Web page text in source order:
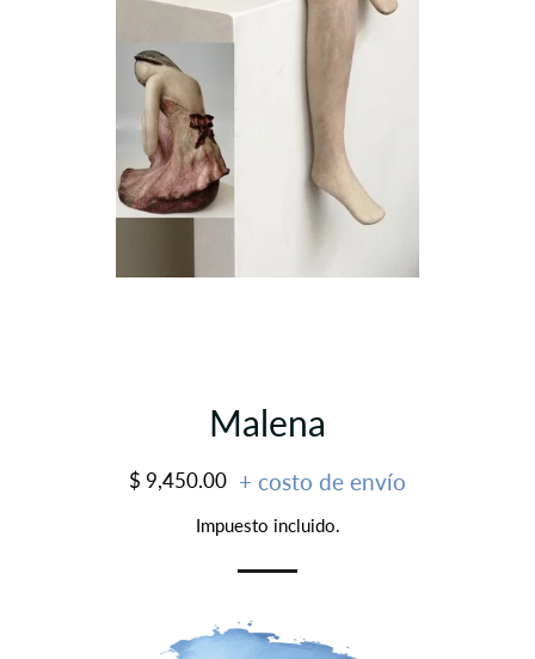
Malena
Precio
Precio
$ 9,450.00 + costo de envío
Impuesto incluido.